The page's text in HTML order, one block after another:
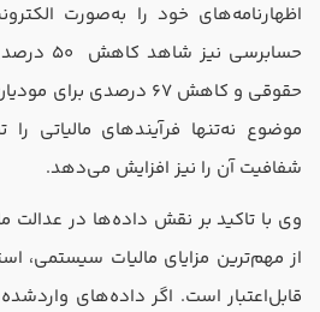
اظهارنامه‌های خود را به‌صورت
حسابرسی
حقوقی و کاهش 67 درصدی
موضوع نه‌تنها فرآیندهای مالیاتی
شفافیت آن را نیز افزایش می‌دهد.
وی با تاکید بر نقش داده‌ها در عدالت
از مهم‌ترین مزایای مالیات سیستمی،
قابل‌اعتبار است. اگر داده‌های